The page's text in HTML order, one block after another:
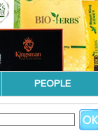
PEOPLE